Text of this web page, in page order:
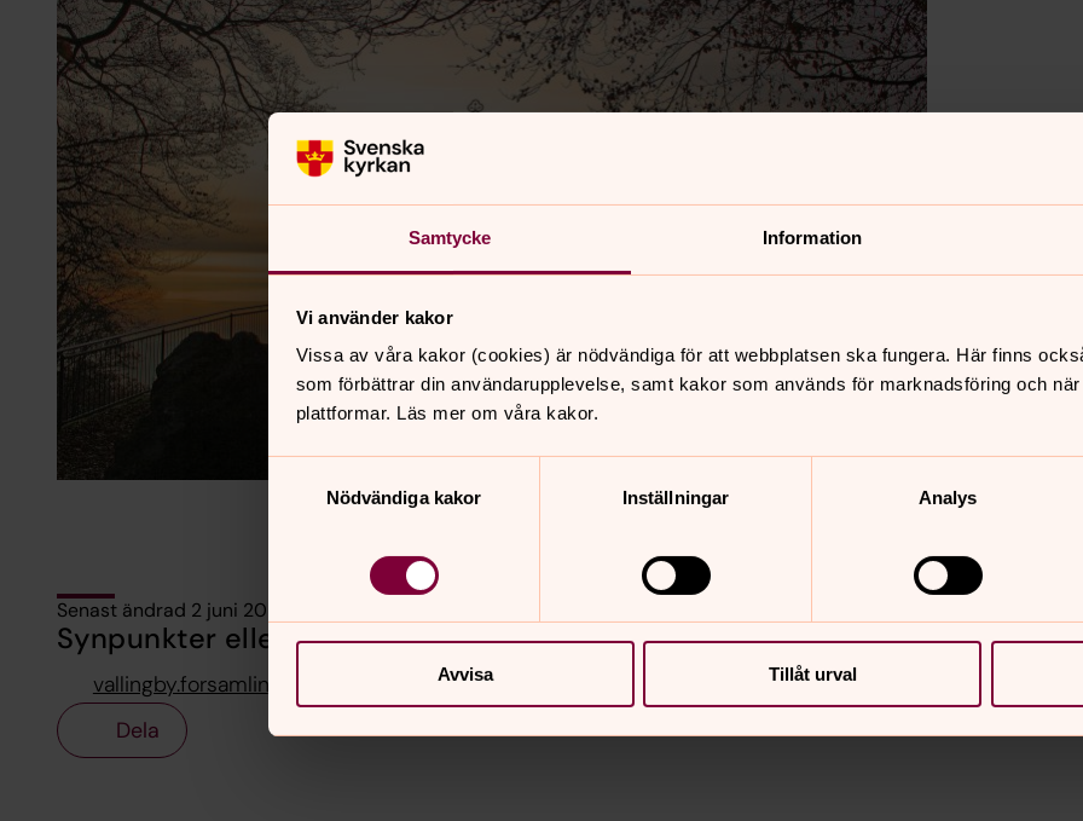
Samtycke Information
Vi använder kakor
Vissa av våra kakor (cookies) är nödvändiga för att webbplatsen ska fungera. Här finns
som förbättrar din användarupplevelse, samt kakor som används för marknadsföring och
plattformar. Läs mer om våra kakor.
Nödvändiga kakor
Inställningar Analys
Avvisa Tillåt urval
Senast ändrad 2 juni 2026
Synpunkter eller frågor på sidans innehåll?
vallingby.forsamling@svenskakyrkan.se
Dela